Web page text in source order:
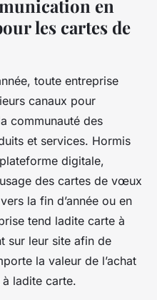
en
les cartes de
toute entreprise
canaux pour
communauté des
et services. Hormis
digitale,
des cartes de vœux
la fin d’année ou en
tend ladite carte à
sur leur site afin de
la valeur de l’achat
ladite carte.